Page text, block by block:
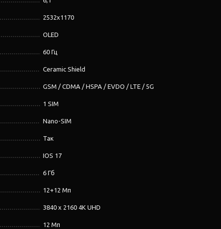
2532x1170
OLED
60 Гц
Ceramic Shield
GSM / CDMA / HSPA / EVDO / LTE / 5G
1 SIM
Nano-SIM
Так
IOS 17
6 Гб
12+12 Мп
3840 x 2160 4K UHD
12 Мп